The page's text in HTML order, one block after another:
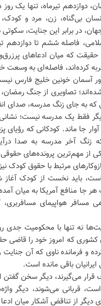
دوازدهم تیرماه، تنها یک
در برابر این جنایت، سکوتی
فاصله ششم تا دوازدهم
که میان ادعاهای
کرده‌اند، فاصله‌ای به وسعت
آسمان خونین خلیج فارس
تصاویری از جنگ رمضان،
به جای زنگ مدرسه، صدای
فقط یک مدرسه نیست؛
جا ماند. کودکانی که
زنگ آخر مدرسه به صدا
از مهم‌ترین پرونده‌های
مرتبط با حقوق کودک
باید نخست از کودک
جا منافع آمریکا به میان
مسافر هواپیمای
نه تنها با محکومیت جدی
و فرمانده ناوی که آن
باقی مانده است.
می‌گیرند، دیگر سخن گفتن
قربانی می‌شوند، دیگر